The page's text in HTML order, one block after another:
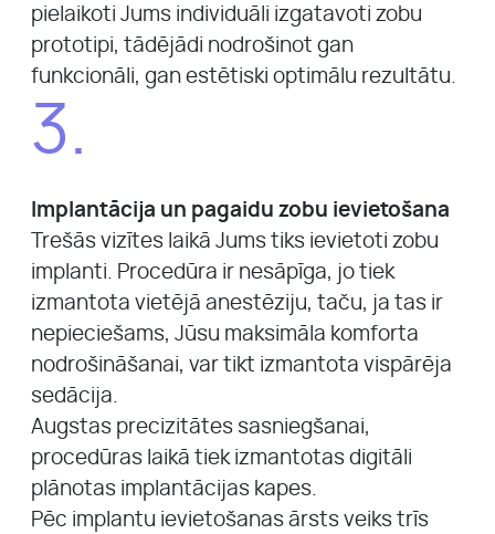
pielaikoti Jums individuāli izgatavoti zobu
prototipi, tādējādi nodrošinot gan
funkcionāli, gan estētiski optimālu rezultātu.
3.
Implantācija un pagaidu zobu ievietošana
Trešās vizītes laikā Jums tiks ievietoti zobu
implanti. Procedūra ir nesāpīga, jo tiek
izmantota vietējā anestēziju, taču, ja tas ir
nepieciešams, Jūsu maksimāla komforta
nodrošināšanai, var tikt izmantota vispārēja
sedācija.
Augstas precizitātes sasniegšanai,
procedūras laikā tiek izmantotas digitāli
plānotas implantācijas kapes.
Pēc implantu ievietošanas ārsts veiks trīs